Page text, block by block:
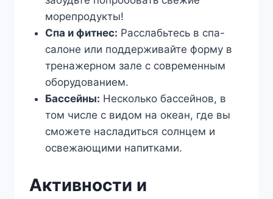
морепродукты!
Спа и фитнес: Расслабьтесь в спа-
салоне или поддерживайте форму в
тренажерном зале с современным
оборудованием.
Бассейны: Несколько бассейнов, в
том числе с видом на океан, где вы
сможете насладиться солнцем и
освежающими напитками.
Активности и